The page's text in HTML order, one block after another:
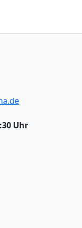
Uhr